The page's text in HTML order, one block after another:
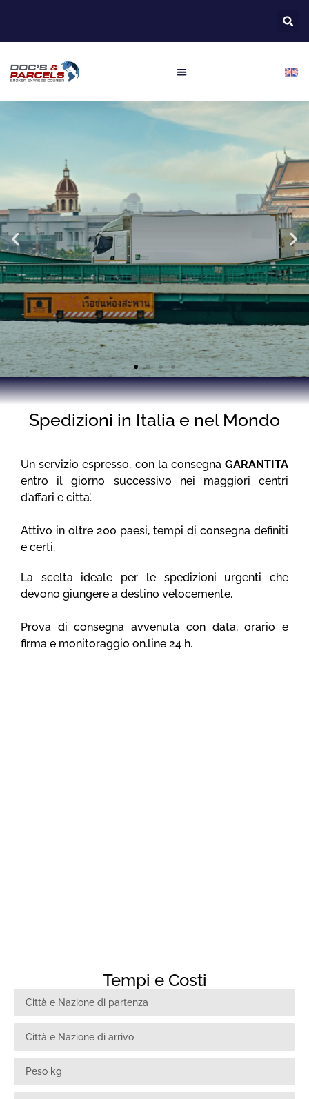
Veloci e puntuali!
Spedizioni in Italia e nel Mondo
Un servizio espresso, con la consegna GARANTITA
entro il giorno successivo nei maggiori centri
d’affari e citta’.
Attivo in oltre 200 paesi, tempi di consegna definiti
e certi.
La scelta ideale per le spedizioni urgenti che
devono giungere a destino velocemente.
Prova di consegna avvenuta con data, orario e
firma e monitoraggio on.line 24 h.
Tempi e Costi